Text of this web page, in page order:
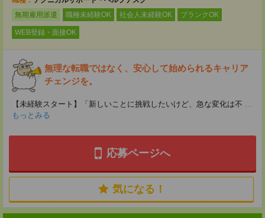
無期雇用派遣
職種未経験OK 社会人未経験OK ブランクOK
WEB登録・面接OK
無理な転職ではなく、安心して始められるキャリア
チェンジを。
【未経験スタート】「新しいことに挑戦したいけど、急な変化は不 ...
もっとみる
応募ページへ
気になる！